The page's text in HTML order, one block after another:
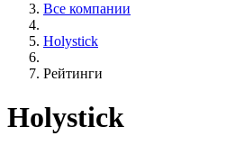
Все компании
Holystick
Рейтинги
Holystick